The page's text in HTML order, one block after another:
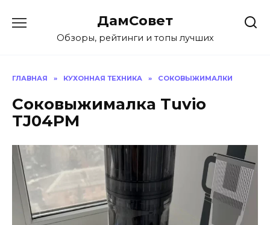
содержанию
ДамСовет
Обзоры, рейтинги и топы лучших
ГЛАВНАЯ » КУХОННАЯ ТЕХНИКА » СОКОВЫЖИМАЛКИ
Соковыжималка Tuvio
TJ04PM